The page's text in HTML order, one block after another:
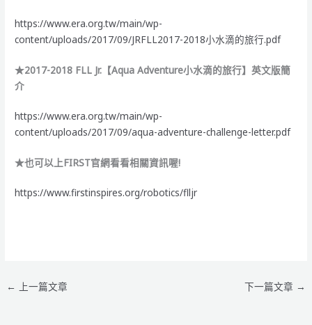
https://www.era.org.tw/main/wp-
content/uploads/2017/09/JRFLL2017-2018小水滴的旅行.pdf
★2017-2018 FLL Jr.【Aqua Adventure小水滴的旅行】英文版簡
介
https://www.era.org.tw/main/wp-
content/uploads/2017/09/aqua-adventure-challenge-letter.pdf
★也可以上FIRST官網看看相關資訊喔!
https://www.firstinspires.org/robotics/flljr
← 上一篇文章 下一篇文章 →